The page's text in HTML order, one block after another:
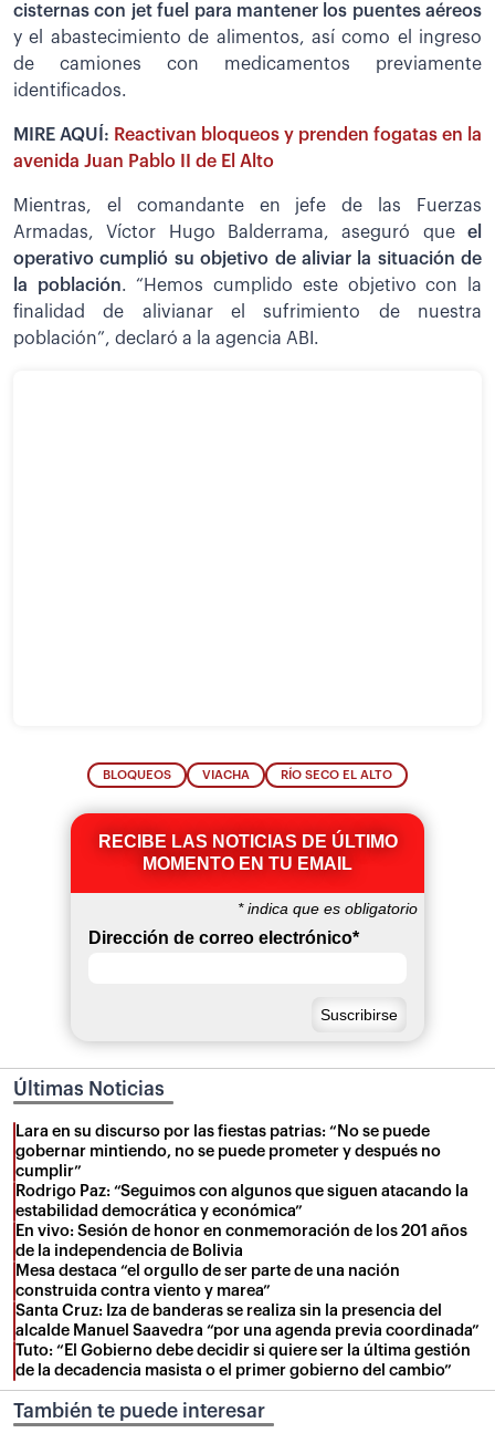
cisternas con jet fuel para mantener los puentes aéreos
y el abastecimiento de alimentos, así como el ingreso
de camiones con medicamentos previamente
identificados.
MIRE AQUÍ: Reactivan bloqueos y prenden fogatas en la
avenida Juan Pablo II de El Alto
Mientras, el comandante en jefe de las Fuerzas
Armadas, Víctor Hugo Balderrama, aseguró queel
operativo cumplió su objetivo de aliviar la situación de
la población. “Hemos cumplido este objetivo con la
finalidad de alivianar el sufrimiento de nuestra
población”, declaró a la agencia ABI.
BLOQUEOS VIACHA RÍO SECO EL ALTO
RECIBE LAS NOTICIAS DE ÚLTIMO
MOMENTO EN TU EMAIL
*indica que es obligatorio
Dirección de correo electrónico*
Últimas Noticias
Lara en su discurso por las fiestas patrias: “No se puede
gobernar mintiendo, no se puede prometer y después no
cumplir”
Rodrigo Paz: “Seguimos con algunos que siguen atacando la
estabilidad democrática y económica”
En vivo: Sesión de honor en conmemoración de los 201 años
de la independencia de Bolivia
Mesa destaca “el orgullo de ser parte de una nación
construida contra viento y marea”
Santa Cruz: Iza de banderas se realiza sin la presencia del
alcalde Manuel Saavedra “por una agenda previa coordinada”
Tuto: “El Gobierno debe decidir si quiere ser la última gestión
de la decadencia masista o el primer gobierno del cambio”
También te puede interesar